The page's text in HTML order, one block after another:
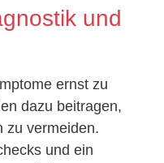
und
ernst zu
dazu beitragen,
zu vermeiden.
und ein